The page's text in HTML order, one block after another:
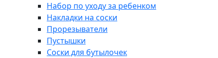
Набор по уходу за ребенком
Накладки на соски
Прорезыватели
Пустышки
Соски для бутылочек